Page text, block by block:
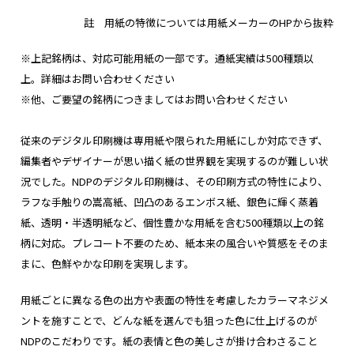
註 用紙の特徴については用紙メーカーのHPから抜粋
※上記銘柄は、対応可能用紙の一部です。通紙実績は500種類以
上。詳細はお問い合わせください
※他、ご要望の銘柄につきましてはお問い合わせください
従来のデジタル印刷機は専用紙や限られた用紙にしか対応できず、
編集者やデザイナーが思い描く紙の世界観を実現するのが難しい状
況でした。NDPのデジタル印刷機は、その印刷方式の特性により、
ラフな手触りの嵩高紙、凹凸のあるエンボス紙、銀色に輝く蒸着
紙、透明・半透明紙など、個性豊かな用紙を含む500種類以上の銘
柄に対応。プレコート不要のため、紙本来の風合いや質感をそのま
まに、色鮮やかな印刷を実現します。
用紙ごとに異なる色の出方や表面の特性を考慮したカラーマネジメ
ントを施すことで、どんな紙を選んでも狙った色に仕上げるのが
NDPのこだわりです。紙の表情と色の美しさが掛け合わさること